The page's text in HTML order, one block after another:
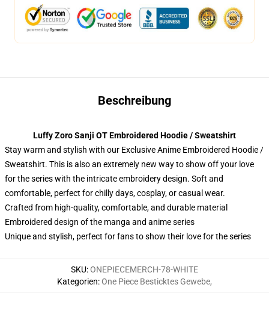
Beschreibung
Luffy Zoro Sanji OT Embroidered Hoodie / Sweatshirt
Stay warm and stylish with our Exclusive Anime Embroidered Hoodie /
Sweatshirt. This is also an extremely new way to show off your love
for the series with the intricate embroidery design. Soft and
comfortable, perfect for chilly days, cosplay, or casual wear.
Crafted from high-quality, comfortable, and durable material
Embroidered design of the manga and anime series
Unique and stylish, perfect for fans to show their love for the series
SKU:ONEPIECEMERCH-78-WHITE
Kategorien:One Piece Besticktes Gewebe,